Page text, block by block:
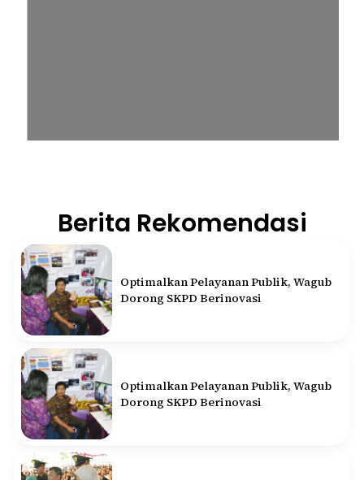
Berita Rekomendasi
Optimalkan Pelayanan Publik, Wagub
Dorong SKPD Berinovasi
Optimalkan Pelayanan Publik, Wagub
Dorong SKPD Berinovasi